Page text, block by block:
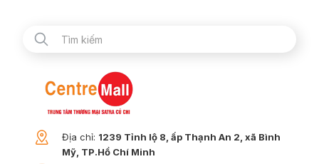
Địa chỉ: 1239 Tỉnh lộ 8, ấp Thạnh An 2, xã Bình
Mỹ, TP.Hồ Chí Minh